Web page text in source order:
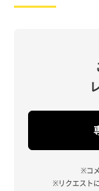
※コ
※リクエスト